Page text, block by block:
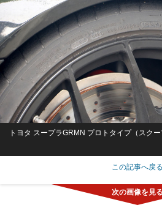
トヨタ スープラGRMN プロトタイプ（スクー
この記事へ戻る